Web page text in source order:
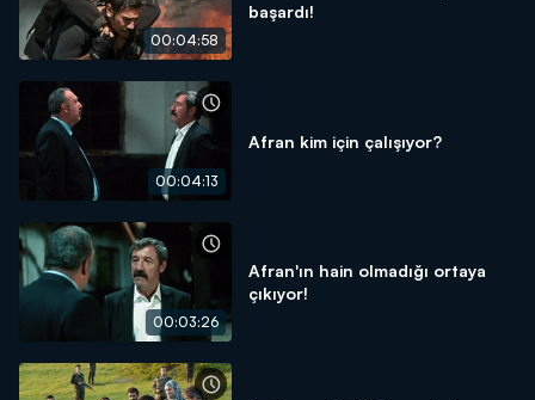
00:04:58
başardı!
00:04:13
Afran kim için çalışıyor?
00:03:26
Afran'ın hain olmadığı ortaya
çıkıyor!